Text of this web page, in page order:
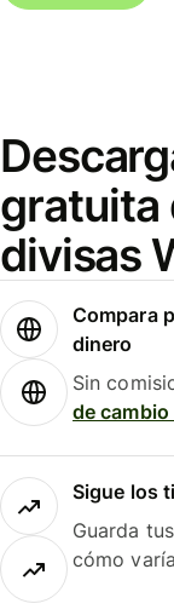
gratuita
divisas
Compara
dinero
Sin
de cambio
Sigue los
Guarda
cómo